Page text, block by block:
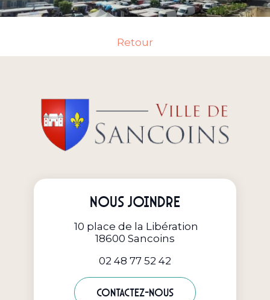
Retour
Nous joindre
10 place de la Libération
18600 Sancoins
02 48 77 52 42
Contactez-nous